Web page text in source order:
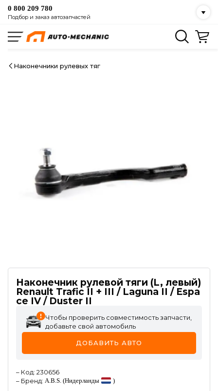
0 800 209 780
Подбор и заказ автозапчастей
Наконечники рулевых тяг
Наконечник рулевой тяги (L, левый)
Renault Trafic II + III / Laguna II / Espa
ce IV / Duster II
Чтобы проверить совместимость запчасти,
добавьте свой автомобиль
ДОБАВИТЬ АВТО
– Код: 230656
– Бренд: A.B.S. (Нидерланды )